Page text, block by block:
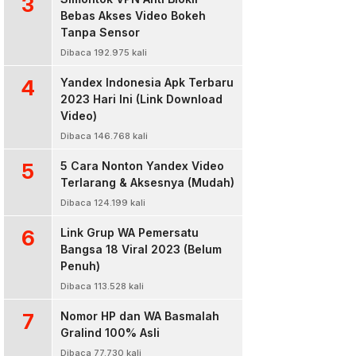
Bebas Akses Video Bokeh
Tanpa Sensor
Dibaca 192.975 kali
4
Yandex Indonesia Apk Terbaru
2023 Hari Ini (Link Download
Video)
Dibaca 146.768 kali
5
5 Cara Nonton Yandex Video
Terlarang & Aksesnya (Mudah)
Dibaca 124.199 kali
6
Link Grup WA Pemersatu
Bangsa 18 Viral 2023 (Belum
Penuh)
Dibaca 113.528 kali
7
Nomor HP dan WA Basmalah
Gralind 100% Asli
Dibaca 77.730 kali